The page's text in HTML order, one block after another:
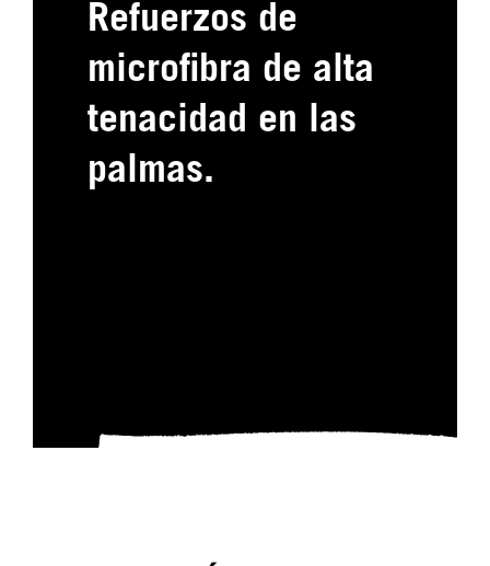
Refuerzos de
microfibra de alta
tenacidad en las
palmas.